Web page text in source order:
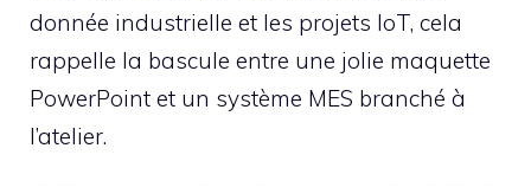
donnée industrielle et les projets IoT, cela
rappelle la bascule entre une jolie maquette
PowerPoint et un système MES branché à
l’atelier.